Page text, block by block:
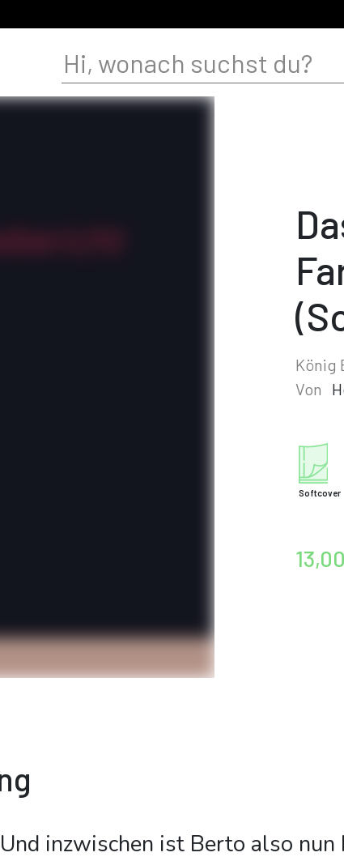
König
Von
Softcover
inzwischen ist Berto also nun